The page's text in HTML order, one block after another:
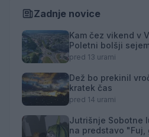
Zadnje novice
Kam čez vikend v
Poletni bolšji
pred 13 urami
Dež bo prekinil
kratek čas
pred 14 urami
Jutrišnje Sobotne
na predstavo "Fuj,